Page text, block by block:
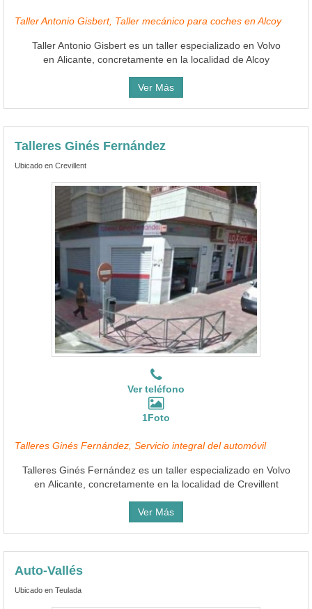
Taller Antonio Gisbert, Taller mecánico para coches en Alcoy
Taller Antonio Gisbert es un taller especializado en Volvo
en Alicante, concretamente en la localidad de Alcoy
Ver Más
Talleres Ginés Fernández
Ubicado en Crevillent
Ver teléfono
1Foto
Talleres Ginés Fernández, Servicio integral del automóvil
Talleres Ginés Fernández es un taller especializado en Volvo
en Alicante, concretamente en la localidad de Crevillent
Ver Más
Auto-Vallés
Ubicado en Teulada